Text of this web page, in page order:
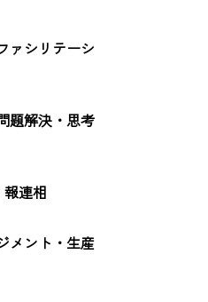
ァシリテーシ
題解決・思考
連相
メント・生産